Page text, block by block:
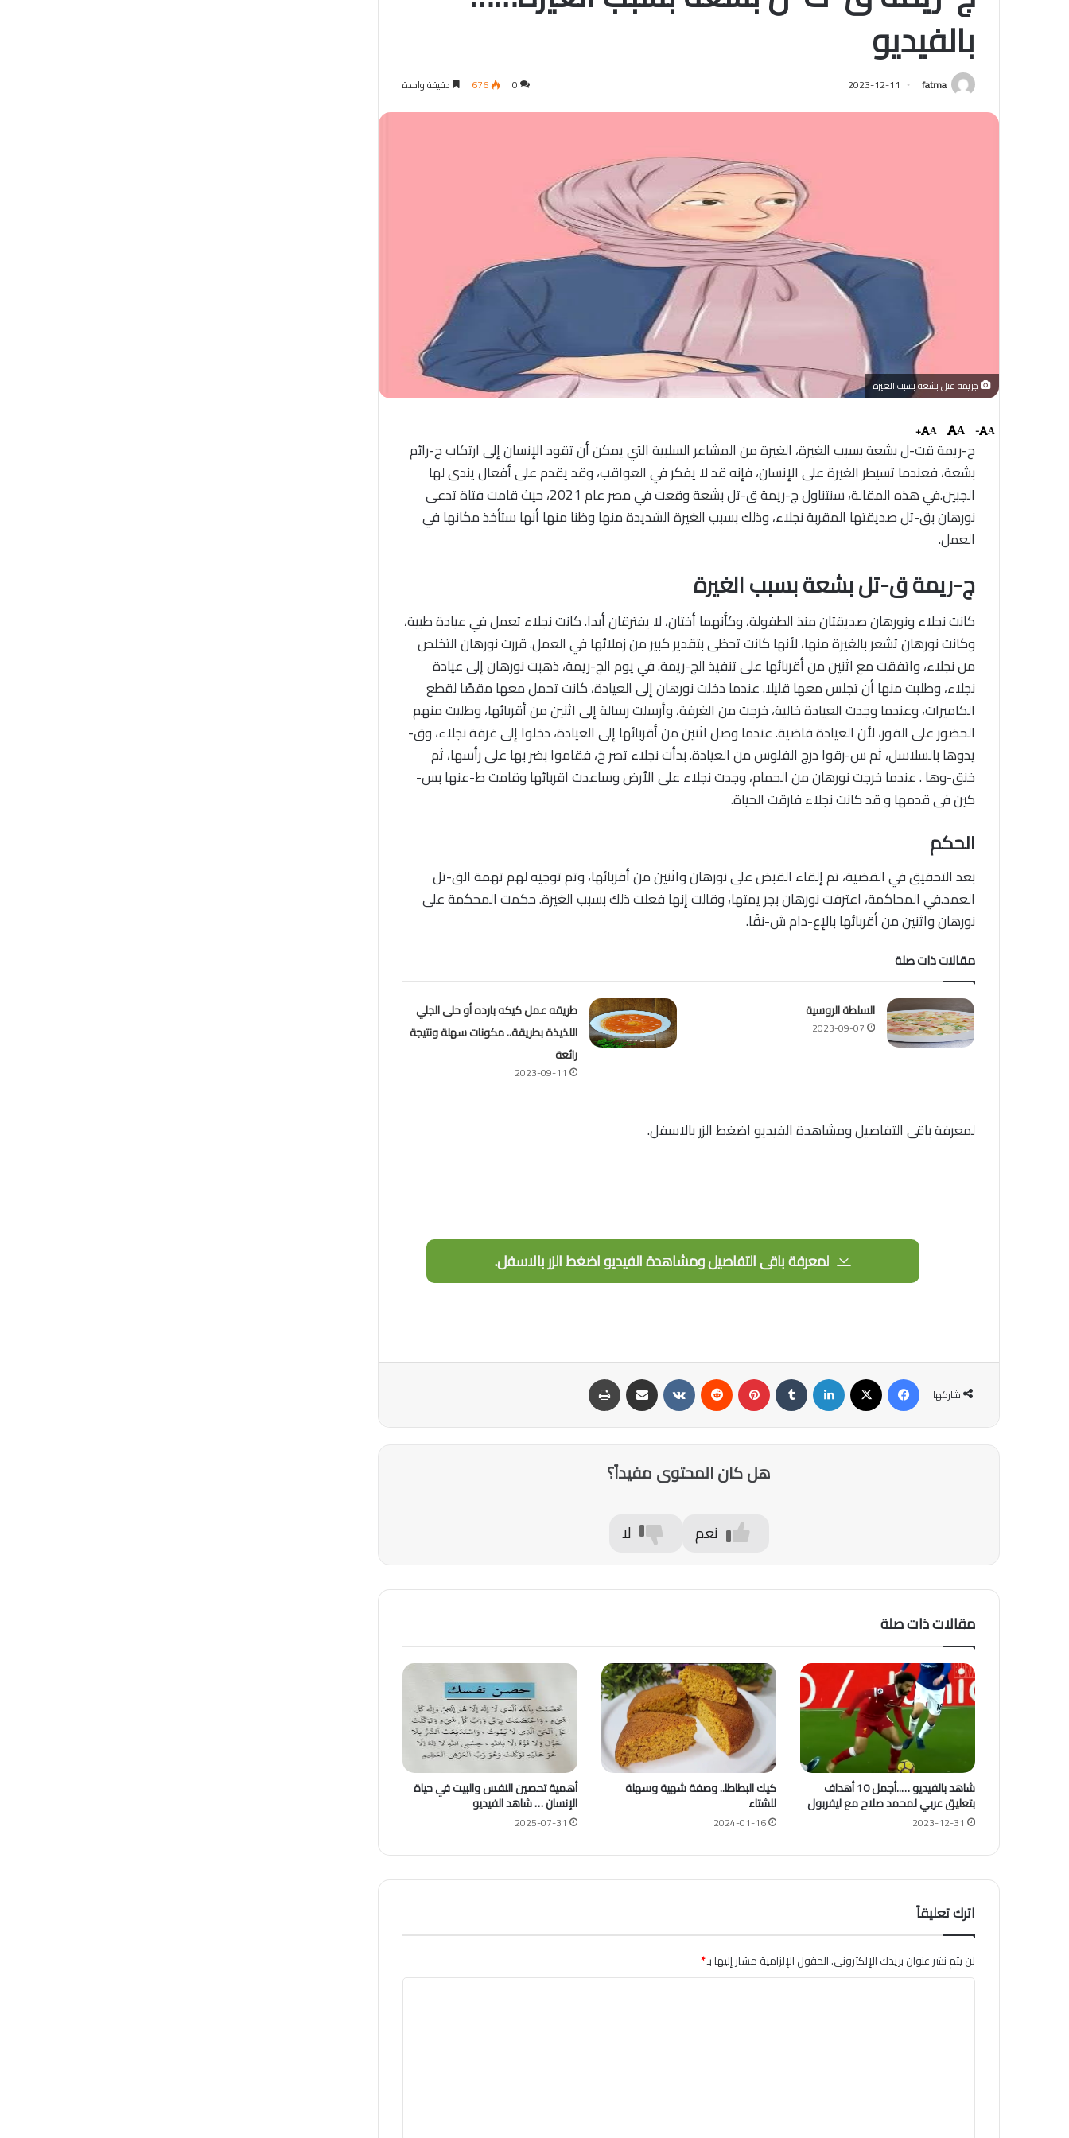
بالفيديو
fatma
2023-12-11
0
676 دقيقة واحدة
جريمة قتل بشعة بسبب الغيرة
A
-
A
A
+
ج-ريمة قت-ل بشعة بسبب الغيرة، الغيرة من المشاعر السلبية التي يمكن أن تقود الإنسان إلى ارتكاب ج-رائم
بشعة، فعندما تسيطر الغيرة على الإنسان، فإنه قد لا يفكر في العواقب، وقد يقدم على أفعال يندى لها
الجبين.في هذه المقالة، سنتناول ج-ريمة ق-تل بشعة وقعت في مصر عام 2021، حيث قامت فتاة تدعى
نورهان بق-تل صديقتها المقربة نجلاء، وذلك بسبب الغيرة الشديدة منها وظنا منها أنها ستأخذ مكانها في
العمل.
ج-ريمة ق-تل بشعة بسبب الغيرة
كانت نجلاء ونورهان صديقتان منذ الطفولة، وكأنهما أختان، لا يفترقان أبدا. كانت نجلاء تعمل في عيادة طبية،
وكانت نورهان تشعر بالغيرة منها، لأنها كانت تحظى بتقدير كبير من زملائها في العمل. قررت نورهان التخلص
من نجلاء، واتفقت مع اثنين من أقربائها على تنفيذ الج-ريمة. في يوم الج-ريمة، ذهبت نورهان إلى عيادة
نجلاء، وطلبت منها أن تجلس معها قليلا. عندما دخلت نورهان إلى العيادة، كانت تحمل معها مقصًا لقطع
الكاميرات، وعندما وجدت العيادة خالية، خرجت من الغرفة، وأرسلت رسالة إلى اثنين من أقربائها، وطلبت منهم
الحضور على الفور، لأن العيادة فاضية. عندما وصل اثنين من أقربائها إلى العيادة، دخلوا إلى غرفة نجلاء، وق-
يدوها بالسلاسل، ثم س-رقوا درج الفلوس من العيادة. بدأت نجلاء تصر خ، فقاموا بضر بها على رأسها، ثم
خنق-وها . عندما خرجت نورهان من الحمام، وجدت نجلاء على الأرض وساعدت اقربائها وقامت ط-عنها بس-
كين فى قدمها و قد كانت نجلاء فارقت الحياة.
الحكم
بعد التحقيق في القضية، تم إلقاء القبض على نورهان واثنين من أقربائها، وتم توجيه لهم تهمة الق-تل
العمد.في المحاكمة، اعترفت نورهان بجر يمتها، وقالت إنها فعلت ذلك بسبب الغيرة. حكمت المحكمة على
نورهان واثنين من أقربائها بالإع-دام ش-نقًا.
مقالات ذات صلة
السلطة الروسية
2023-09-07
طريقه عمل كيكه بارده أو حلى الجلي
اللذيذة بطريقة.. مكونات سهلة ونتيجة
رائعة
2023-09-11
لمعرفة باقى التفاصيل ومشاهدة الفيديو اضغط الزر بالاسفل.
لمعرفة باقى التفاصيل ومشاهدة الفيديو اضغط الزر بالاسفل.
شاركها
هل كان المحتوى مفيداً؟
نعم لا
مقالات ذات صلة
شاهد بالفيديو …..أجمل 10 أهداف
بتعليق عربي لمحمد صلاح مع ليفربول
2023-12-31
كيك البطاطا.. وصفة شهية وسهلة
للشتاء
2024-01-16
أهمية تحصين النفس والبيت في حياة
الإنسان … شاهد الفيديو
2025-07-31
اترك تعليقاً
لن يتم نشر عنوان بريدك الإلكتروني.الحقول الإلزامية مشار إليها بـ*